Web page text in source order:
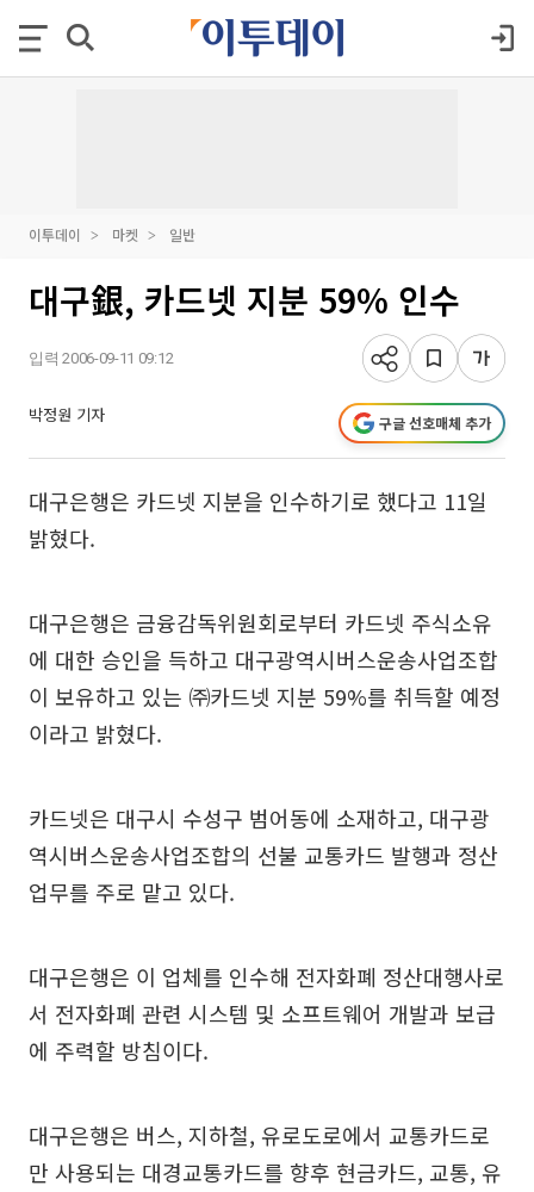
이투데이 마켓 일반
대구銀, 카드넷 지분 59% 인수
입력 2006-09-11 09:12
박정원 기자 구글 선호매체 추가
대구은행은 카드넷 지분을 인수하기로 했다고 11일
밝혔다.
대구은행은 금융감독위원회로부터 카드넷 주식소유
에 대한 승인을 득하고 대구광역시버스운송사업조합
이 보유하고 있는 ㈜카드넷 지분 59%를 취득할 예정
이라고 밝혔다.
카드넷은 대구시 수성구 범어동에 소재하고, 대구광
역시버스운송사업조합의 선불 교통카드 발행과 정산
업무를 주로 맡고 있다.
대구은행은 이 업체를 인수해 전자화폐 정산대행사로
서 전자화폐 관련 시스템 및 소프트웨어 개발과 보급
에 주력할 방침이다.
대구은행은 버스, 지하철, 유로도로에서 교통카드로
만 사용되는 대경교통카드를 향후 현금카드, 교통, 유